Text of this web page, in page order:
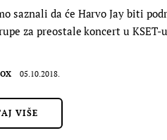
saznali da će Harvo Jay biti
za preostale koncert u
05.10.2018.
VIŠE